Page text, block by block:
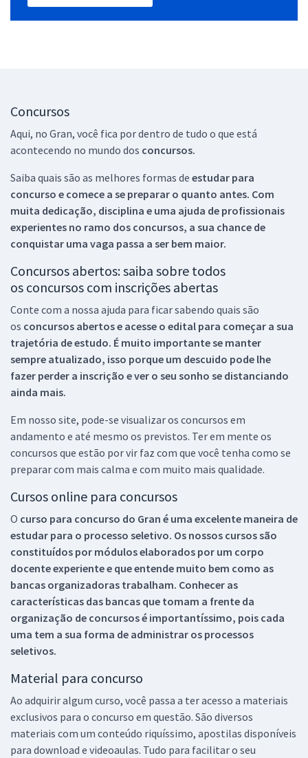
Concursos
Aqui, no Gran, você fica por dentro de tudo o que está
acontecendo no mundo dos concursos.
Saiba quais são as melhores formas de estudar para
concurso e comece a se preparar o quanto antes. Com
muita dedicação, disciplina e uma ajuda de profissionais
experientes no ramo dos concursos, a sua chance de
conquistar uma vaga passa a ser bem maior.
Concursos abertos: saiba sobre todos
os concursos com inscrições abertas
Conte com a nossa ajuda para ficar sabendo quais são
os concursos abertos e acesse o edital para começar a sua
trajetória de estudo. É muito importante se manter
sempre atualizado, isso porque um descuido pode lhe
fazer perder a inscrição e ver o seu sonho se distanciando
ainda mais.
Em nosso site, pode-se visualizar os concursos em
andamento e até mesmo os previstos. Ter em mente os
concursos que estão por vir faz com que você tenha como se
preparar com mais calma e com muito mais qualidade.
Cursos online para concursos
O curso para concurso do Gran é uma excelente maneira de
estudar para o processo seletivo. Os nossos cursos são
constituídos por módulos elaborados por um corpo
docente experiente e que entende muito bem como as
bancas organizadoras trabalham. Conhecer as
características das bancas que tomam a frente da
organização de concursos é importantíssimo, pois cada
uma tem a sua forma de administrar os processos
seletivos.
Material para concurso
Ao adquirir algum curso, você passa a ter acesso a materiais
exclusivos para o concurso em questão. São diversos
materiais com um conteúdo riquíssimo, apostilas disponíveis
para download e videoaulas. Tudo para facilitar o seu